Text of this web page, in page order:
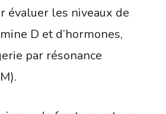
évaluer les niveaux de
D et d’hormones,
par résonance